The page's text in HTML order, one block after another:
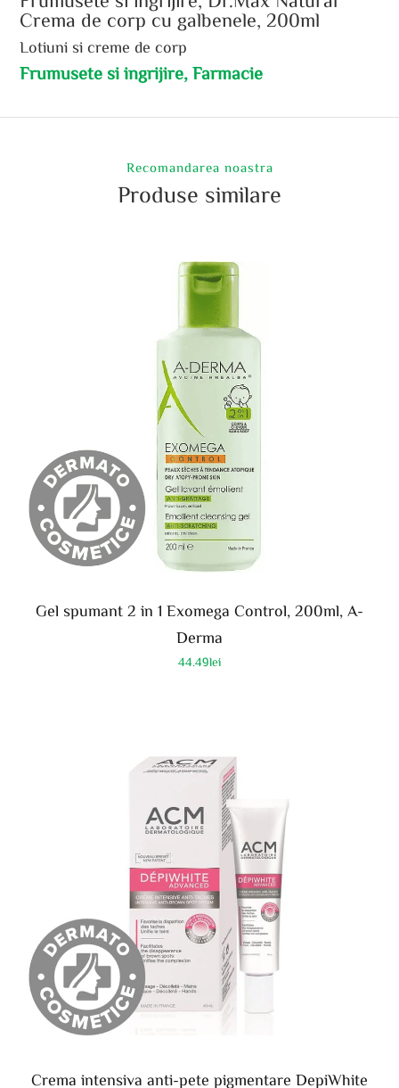
Crema de corp cu galbenele, 200ml
Lotiuni si creme de corp
Frumusete si ingrijire, Farmacie
Recomandarea noastra
Produse similare
Gel spumant 2 in 1 Exomega Control, 200ml, A-
Derma
44.49lei
Crema intensiva anti-pete pigmentare DepiWhite